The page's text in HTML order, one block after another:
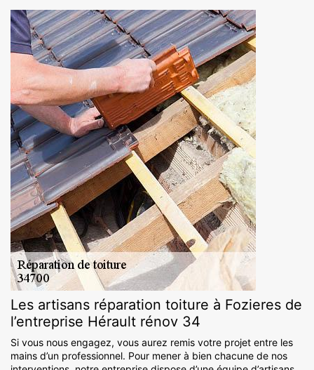
Les artisans réparation toiture à Fozieres de
l’entreprise Hérault rénov 34
Si vous nous engagez, vous aurez remis votre projet entre les
mains d’un professionnel. Pour mener à bien chacune de nos